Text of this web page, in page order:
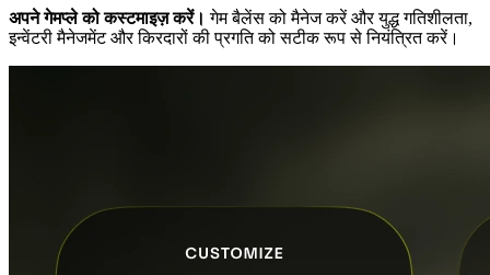
अपने गेमप्ले को कस्टमाइज़ करें। गेम बैलेंस को मैनेज करें और युद्ध गतिशीलता,
इन्वेंटरी मैनेजमेंट और किरदारों की प्रगति को सटीक रूप से नियंत्रित करें।